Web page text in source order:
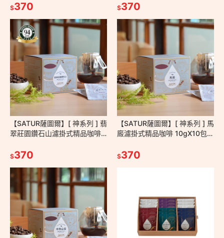
灣小農
$370
台灣小農
$370
【SATUR薩圖爾】[ 神系列 ] 翡
翠莊園鑽石山濾掛式精品咖啡
手沖 莊園級咖啡豆
$370
【SATUR薩圖爾】[ 神系列 ] 馬
廄濾掛式精品咖啡 10gX10包/
沖 台灣小農
$370